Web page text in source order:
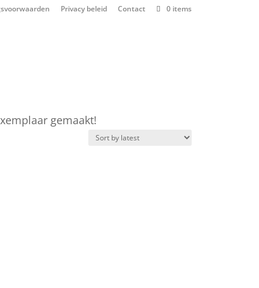
Privacy beleid Contact 0 items
gemaakt!